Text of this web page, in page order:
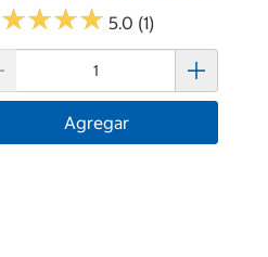
★★★★
★★★★ 5.0 (1)
Agregar